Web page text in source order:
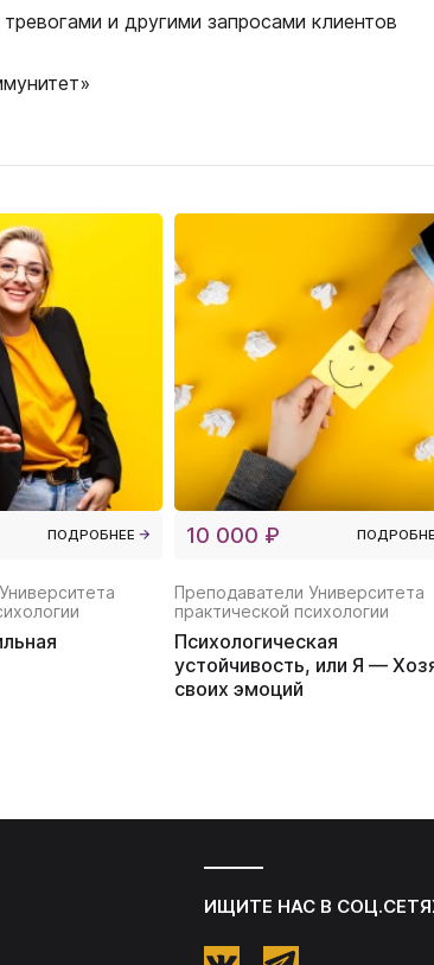
и другими запросами клиентов
ПОДРОБНЕЕ 10 000 ₽
Преподаватели Университета
практической психологии
Психологическая
устойчивость, или Я ―
своих эмоций
ИЩИТЕ НАС В